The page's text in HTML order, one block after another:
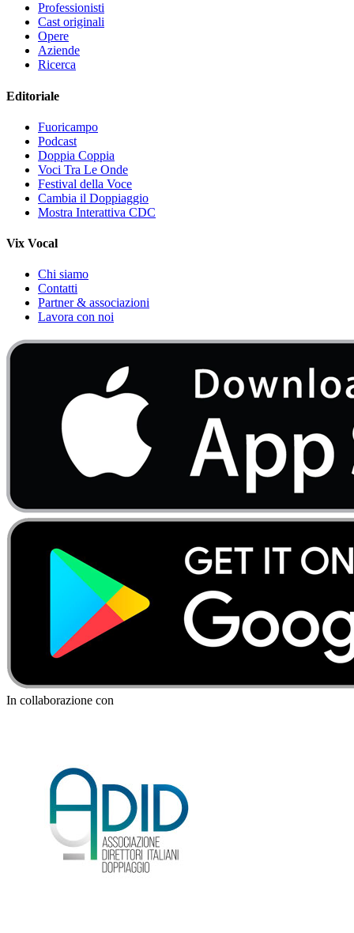
Professionisti
Cast originali
Opere
Aziende
Ricerca
Editoriale
Fuoricampo
Podcast
Doppia Coppia
Voci Tra Le Onde
Festival della Voce
Cambia il Doppiaggio
Mostra Interattiva CDC
Vix Vocal
Chi siamo
Contatti
Partner & associazioni
Lavora con noi
In collaborazione con